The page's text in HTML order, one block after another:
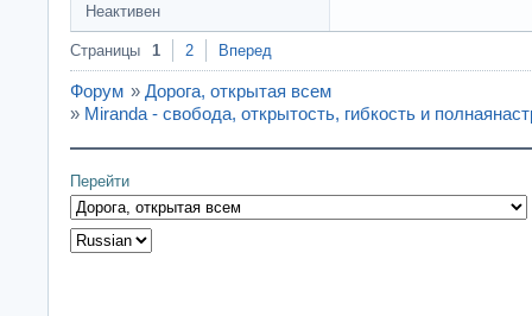
Неактивен
Страницы 1 2 Вперед
Форум » Дорога, открытая всем
» Miranda - свобода, открытость, гибкость и
Перейти